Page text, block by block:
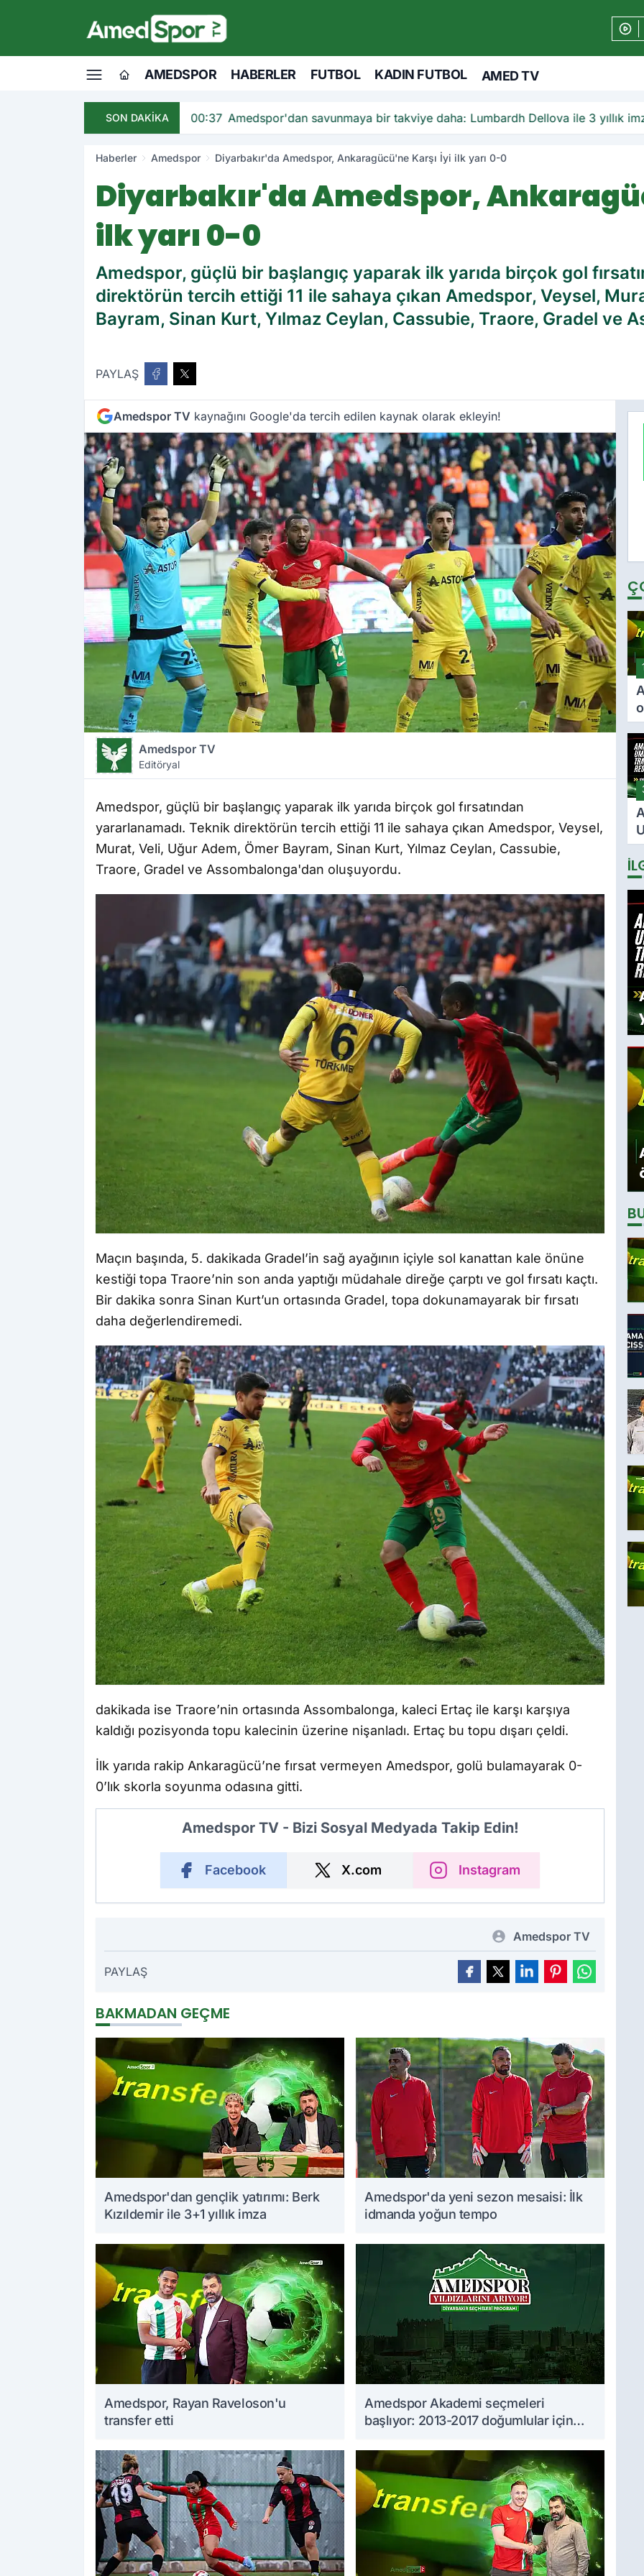
AMEDSPOR HABERLER FUTBOL KADIN FUTBOL AMED TV
SON DAKİKA 00:37 Amedspor'dan savunmaya bir takviye daha: Lumbardh Dellova ile 3 yıllık
Haberler Amedspor Diyarbakır'da Amedspor, Ankaragücü'ne Karşı İyi ilk yarı 0-0
Diyarbakır'da Amedspor,
ilk yarı 0-0
Amedspor, güçlü bir başlangıç yaparak ilk yarıda birçok gol
direktörün tercih ettiği 11 ile sahaya çıkan Amedspor, Veysel,
Bayram, Sinan Kurt, Yılmaz Ceylan, Cassubie, Traore, Gradel ve
PAYLAŞ
Amedspor TV kaynağını Google'da tercih edilen kaynak olarak ekleyin!
Amedspor TV
Editöryal
Amedspor, güçlü bir başlangıç yaparak ilk yarıda birçok gol fırsatından
yararlanamadı. Teknik direktörün tercih ettiği 11 ile sahaya çıkan Amedspor, Veysel,
Murat, Veli, Uğur Adem, Ömer Bayram, Sinan Kurt, Yılmaz Ceylan, Cassubie,
Traore, Gradel ve Assombalonga'dan oluşuyordu.
Maçın başında, 5. dakikada Gradel’in sağ ayağının içiyle sol kanattan kale önüne
kestiği topa Traore’nin son anda yaptığı müdahale direğe çarptı ve gol fırsatı kaçtı.
Bir dakika sonra Sinan Kurt’un ortasında Gradel, topa dokunamayarak bir fırsatı
daha değerlendiremedi.
dakikada ise Traore’nin ortasında Assombalonga, kaleci Ertaç ile karşı karşıya
kaldığı pozisyonda topu kalecinin üzerine nişanladı. Ertaç bu topu dışarı çeldi.
İlk yarıda rakip Ankaragücü’ne fırsat vermeyen Amedspor, golü bulamayarak 0-
0’lık skorla soyunma odasına gitti.
Amedspor TV - Bizi Sosyal Medyada Takip Edin!
Facebook X.com Instagram
Amedspor TV
PAYLAŞ
BAKMADAN GEÇME
Amedspor'dan gençlik yatırımı: Berk
Kızıldemir ile 3+1 yıllık imza
Amedspor'da yeni sezon mesaisi: İlk
idmanda yoğun tempo
Amedspor, Rayan Raveloson'u
transfer etti
Amedspor Akademi seçmeleri
başlıyor: 2013-2017 doğumlular için